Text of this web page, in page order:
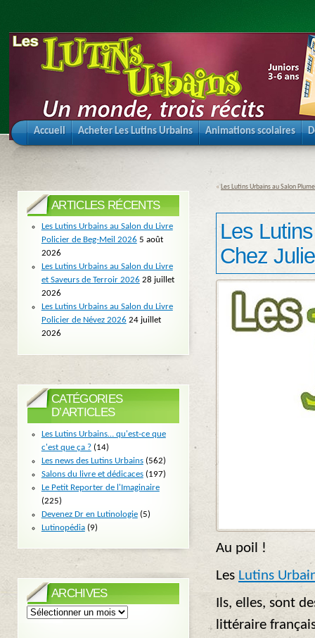
Accueil Acheter Les Lutins Urbains Animations scolaires
« Les Lutins Urbains au Salon
Les
Chez
Au poil !
Les Lutins
Ils, elles, sont
littéraire
ARTICLES RÉCENTS
Les Lutins Urbains au Salon du Livre
Policier de Beg-Meil 2026 5 août
2026
Les Lutins Urbains au Salon du Livre
et Saveurs de Terroir 2026 28 juillet
2026
Les Lutins Urbains au Salon du Livre
Policier de Névez 2026 24 juillet
2026
CATÉGORIES
D’ARTICLES
Les Lutins Urbains… qu'est-ce que
c'est que ça ?(14)
Les news des Lutins Urbains(562)
Salons du livre et dédicaces(197)
Le Petit Reporter de l'Imaginaire
(225)
Devenez Dr en Lutinologie(5)
Lutinopédia(9)
ARCHIVES
Archives